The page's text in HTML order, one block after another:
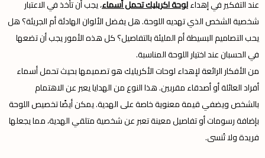
عند التفكير في إهداءلوحة اكريليك تحمل أسماء، يجب أن تأخذ في الاعتبار
شخصية الشخص الذي تهديه اللوحة. هل يفضل الألوان الهادئة أم الجريئة؟ هل
يحب التصاميم البسيطة أم المليئة بالتفاصيل؟ كل هذه الأمور يجب أن تضعها
في الحسبان عند اختيار اللوحة المناسبة.
من الأفكار الرائعة لإهداء لوحات الأكريليك هو تصميمها بحيث تحمل أسماء
أفراد العائلة أو أصدقاء مقربين. هذا النوع من الهدايا يعبر عن الاهتمام
بالشخص ويضفي قيمة معنوية خاصة على الهدية. يمكن أيضًا تخصيص اللوحة
بإضافة رسومات أو تفاصيل معينة تعبر عن شخصية متلقي الهدية، مما يجعلها
فريدة ولا تُنسى.